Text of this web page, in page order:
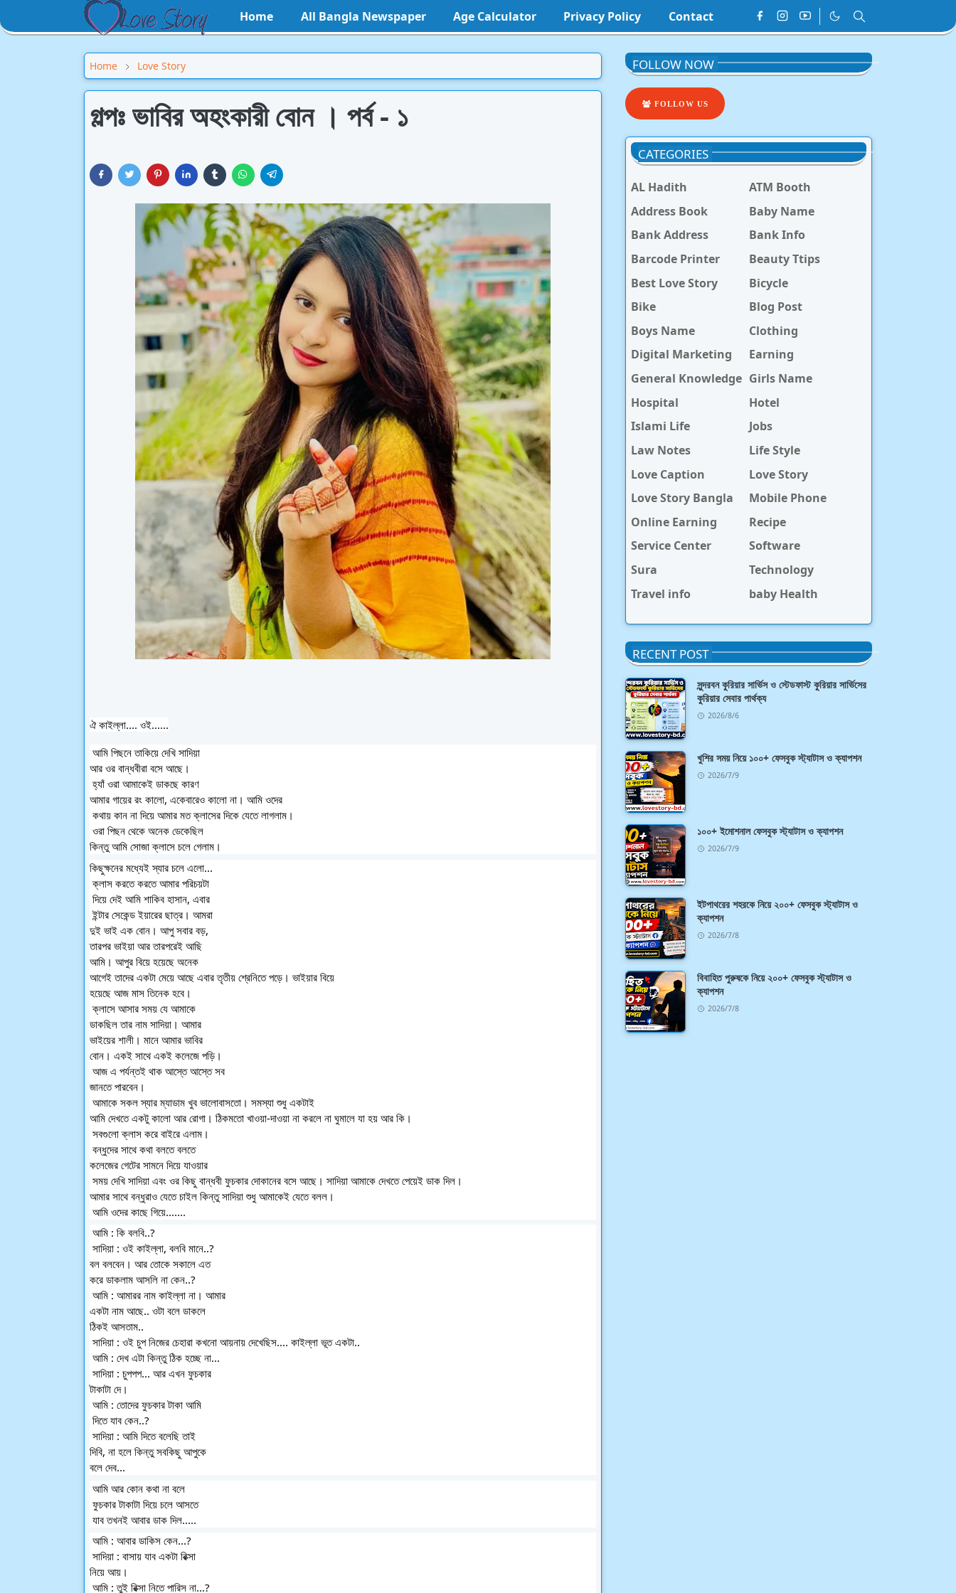
Home All Bangla Newspaper Age Calculator Privacy Policy Contact
Home Love Story
গল্পঃ ভাবির অহংকারী বোন । পর্ব - ১
ঐ কাইল্লা.... ওই......
আমি পিছনে তাকিয়ে দেখি সাদিয়া
আর ওর বান্ধবীরা বসে আছে।
হ্যাঁ ওরা আমাকেই ডাকছে কারণ
আমার গায়ের রং কালো, একেবারেও কালো না। আমি ওদের
কথায় কান না দিয়ে আমার মত ক্লাসের দিকে যেতে লাগলাম।
ওরা পিছন থেকে অনেক ডেকেছিল
কিন্তু আমি সোজা ক্লাসে চলে গেলাম।
কিছুক্ষনের মধ্যেই স্যার চলে এলো...
ক্লাস করতে করতে আমার পরিচয়টা
দিয়ে দেই আমি শাকিব হাসান, এবার
ইন্টার সেকেন্ড ইয়ারের ছাত্র। আমরা
দুই ভাই এক বোন। আপু সবার বড়,
তারপর ভাইয়া আর তারপরেই আছি
আমি। আপুর বিয়ে হয়েছে অনেক
আগেই তাদের একটা মেয়ে আছে এবার তৃতীয় শ্রেনিতে পড়ে। ভাইয়ার বিয়ে
হয়েছে আজ মাস তিনেক হবে।
ক্লাসে আসার সময় যে আমাকে
ডাকছিল তার নাম সাদিয়া। আমার
ভাইয়ের শালী। মানে আমার ভাবির
বোন। একই সাথে একই কলেজে পড়ি।
আজ এ পর্যন্তই থাক আস্তে আস্তে সব
জানতে পারবেন।
আমাকে সকল স্যার ম্যাডাম খুব ভালোবাসতো। সমস্যা শুধু একটাই
আমি দেখতে একটু কালো আর রোগা। ঠিকমতো খাওয়া-দাওয়া না করলে না ঘুমালে যা হয় আর কি।
সবগুলো ক্লাস করে বাইরে এলাম।
বন্ধুদের সাথে কথা বলতে বলতে
কলেজের গেটের সামনে দিয়ে যাওয়ার
সময় দেখি সাদিয়া এবং ওর কিছু বান্ধবী ফুচকার দোকানের বসে আছে। সাদিয়া আমাকে দেখতে পেয়েই ডাক দিল।
আমার সাথে বন্ধুরাও যেতে চাইল কিন্তু সাদিয়া শুধু আমাকেই যেতে বলল।
আমি ওদের কাছে গিয়ে.......
আমি : কি বলবি..?
সাদিয়া : ওই কাইল্লা, বলবি মানে..?
বল বলবেন। আর তোকে সকালে এত
করে ডাকলাম আসলি না কেন..?
আমি : আমারর নাম কাইল্লা না। আমার
একটা নাম আছে.. ওটা বলে ডাকলে
ঠিকই আসতাম..
সাদিয়া : ওই চুপ নিজের চেহারা কখনো আয়নায় দেখেছিস.... কাইল্লা ভূত একটা..
আমি : দেখ এটা কিন্তু ঠিক হচ্ছে না...
সাদিয়া : চুপপপ... আর এখন ফুচকার
টাকাটা দে।
আমি : তোদের ফুচকার টাকা আমি
দিতে যাব কেন..?
সাদিয়া : আমি দিতে বলেছি তাই
দিবি, না হলে কিন্তু সবকিছু আপুকে
বলে দেব...
আমি আর কোন কথা না বলে
ফুচকার টাকাটা দিয়ে চলে আসতে
যাব তখনই আবার ডাক দিল.....
আমি : আবার ডাকিস কেন...?
সাদিয়া : বাসায় যাব একটা রিক্সা
নিয়ে আয়।
আমি : তুই রিক্সা নিতে পারিস না...?
FOLLOW NOW
FOLLOW US
CATEGORIES
AL Hadith
ATM Booth
Address Book
Baby Name
Bank Address
Bank Info
Barcode Printer
Beauty Ttips
Best Love Story
Bicycle
Bike
Blog Post
Boys Name
Clothing
Digital Marketing
Earning
General Knowledge Girls Name
Hospital
Hotel
Islami Life
Jobs
Law Notes
Life Style
Love Caption
Love Story
Love Story Bangla
Mobile Phone
Online Earning
Recipe
Service Center
Software
Sura
Technology
Travel info
baby Health
RECENT POST
সুন্দরবন কুরিয়ার সার্ভিস ও স্টেডফাস্ট কুরিয়ার সার্ভিসের
কুরিয়ার সেবার পার্থক্য
2026/8/6
খুশির সময় নিয়ে ১০০+ ফেসবুক স্ট্যাটাস ও ক্যাপশন
2026/7/9
১০০+ ইমোশনাল ফেসবুক স্ট্যাটাস ও ক্যাপশন
2026/7/9
ইটপাথরের শহরকে নিয়ে ২০০+ ফেসবুক স্ট্যাটাস ও
ক্যাপশন
2026/7/8
বিবাহিত পুরুষকে নিয়ে ২০০+ ফেসবুক স্ট্যাটাস ও
ক্যাপশন
2026/7/8